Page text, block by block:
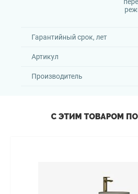
Гарантийный срок, лет
Артикул
Производитель
С ЭТИМ ТОВАРОМ